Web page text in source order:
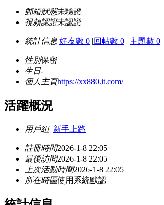
郵箱狀態未驗證
視頻認證未認證
統計信息 好友數 0 |回帖數 0 | 主題數 0
性別保密
生日-
個人主頁https://xx880.it.com/
活躍概況
用戶組 新手上路
註冊時間2026-1-8 22:05
最後訪問2026-1-8 22:05
上次活動時間2026-1-8 22:05
所在時區使用系統默認